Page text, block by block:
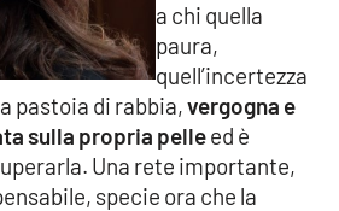
a chi quella
paura,
quell’incertezza
pastoia di rabbia,vergogna e
sulla propria pelleed è
Una rete importante,
specie ora che la